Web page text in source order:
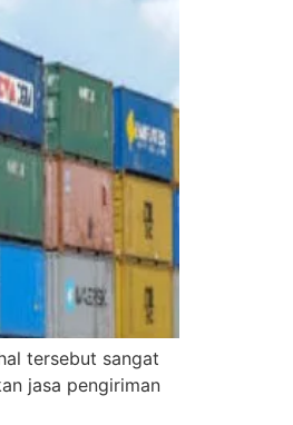
tersebut sangat
jasa pengiriman